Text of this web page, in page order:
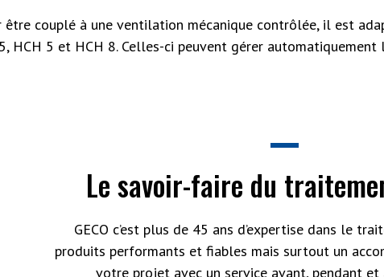
être couplé à une ventilation mécanique contrôlée, il est
5, HCH 5 et HCH 8. Celles-ci peuvent gérer
Le savoir-faire du
GECO c’est plus de 45 ans d’expertise dans le
produits performants et fiables mais surtout un
votre projet avec un service avant, pendant et